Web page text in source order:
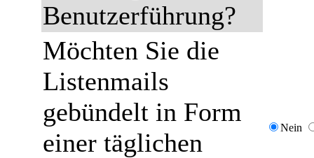
Benutzerführung?
Möchten Sie die
Listenmails
gebündelt in Form
einer täglichen
Nein